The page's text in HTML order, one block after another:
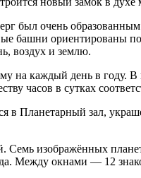
был очень
башни ориентированы
воздух и землю.
на каждый день в году. В
часов в сутках
в Планетарный зал,
Семь изображённых
Между окнами — 12